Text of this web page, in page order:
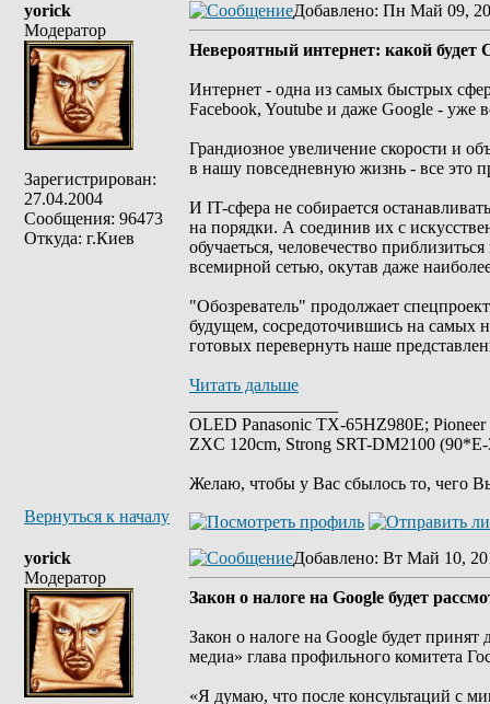
yorick
Модератор
Зарегистрирован:
27.04.2004
Сообщения: 96473
Откуда: г.Киев
Добавлено: Пн Май 09,
Невероятный интернет: какой будет
Интернет - одна из самых быстрых
Facebook, Youtube и даже Google - уже
Грандиозное увеличение скорости и
в нашу повседневную жизнь - все это
И IT-сфера не собирается
на порядки. А соединив их с
обучаеться, человечество
всемирной сетью, окутав даже
"Обозреватель" продолжает
будущем, сосредоточившись на самых
готовых перевернуть наше
Читать дальше
OLED Panasonic TX-65HZ980E;
ZXC 120cm, Strong SRT-DM2100
Желаю, чтобы у Вас сбылось то, чего
Вернуться к началу
yorick
Модератор
Добавлено: Вт Май 10,
Закон о налоге на Google будет
Закон о налоге на Google будет
медиа» глава профильного комитета
«Я думаю, что после консультаций с